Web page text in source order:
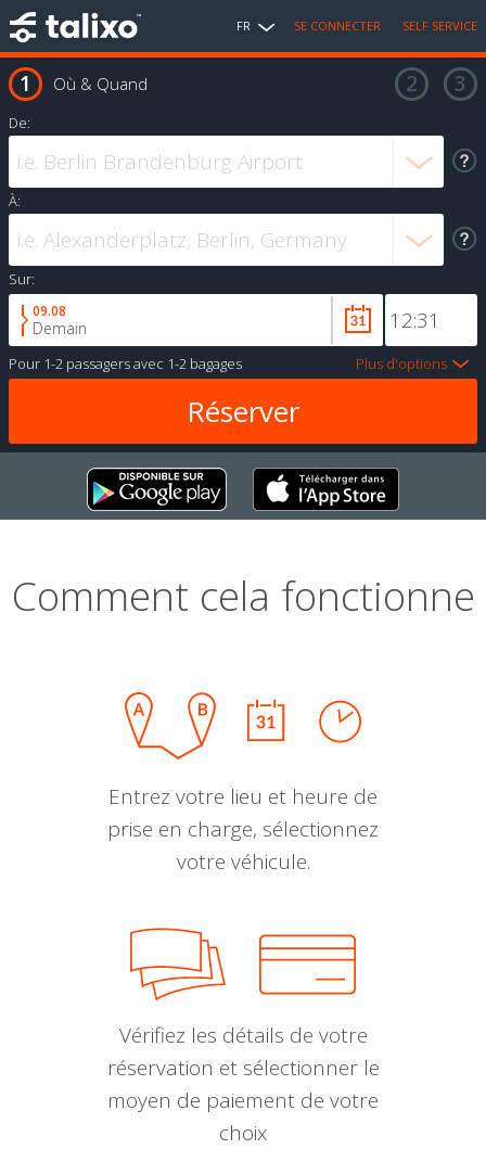
FR SE CONNECTER SELF SERVICE
Où & Quand
De:
À:
Sur:
09.08
Demain
Pour 1-2 passagersavec 1-2 bagages Plus d'options
Comment cela fonctionne
Entrez votre lieu et heure de
prise en charge, sélectionnez
votre véhicule.
Vérifiez les détails de votre
réservation et sélectionner le
moyen de paiement de votre
choix